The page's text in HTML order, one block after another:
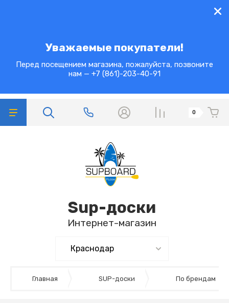
Уважаемые покупатели!
Перед посещением магазина, пожалуйста, позвоните
нам — +7 (861)-203-40-91
Sup-доски
Интернет-магазин
0
Главная SUP-доски По брендам